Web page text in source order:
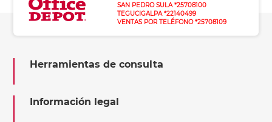
SAN PEDRO SULA *25708100
TEGUCIGALPA *22140499
VENTAS POR TELÉFONO *25708109
Herramientas de consulta
Información legal